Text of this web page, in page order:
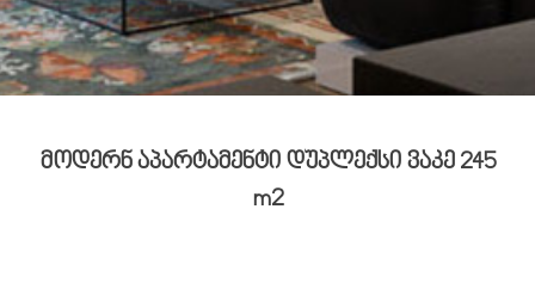
მოდერნ აპარტამენტი დუპლექსი ვაკე 245
m2